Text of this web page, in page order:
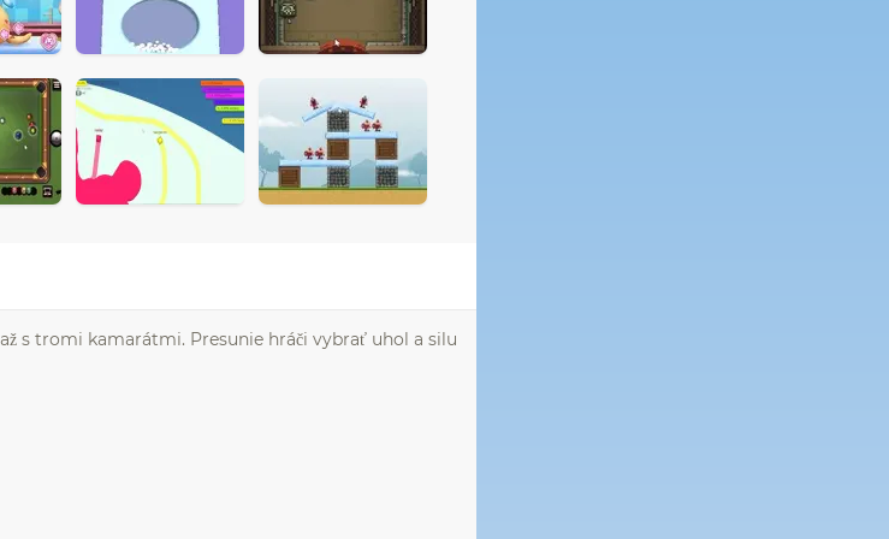
s tromi kamarátmi. Presunie hráči vybrať uhol a silu